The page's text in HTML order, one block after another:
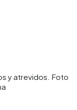
y atrevidos. Foto